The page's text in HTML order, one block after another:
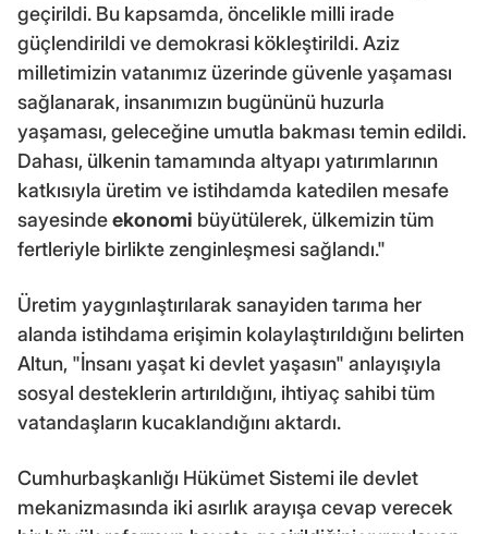
geçirildi. Bu kapsamda, öncelikle milli irade
güçlendirildi ve demokrasi kökleştirildi. Aziz
milletimizin vatanımız üzerinde güvenle yaşaması
sağlanarak, insanımızın bugününü huzurla
yaşaması, geleceğine umutla bakması temin edildi.
Dahası, ülkenin tamamında altyapı yatırımlarının
katkısıyla üretim ve istihdamda katedilen mesafe
sayesindeekonomi büyütülerek, ülkemizin tüm
fertleriyle birlikte zenginleşmesi sağlandı."
Üretim yaygınlaştırılarak sanayiden tarıma her
alanda istihdama erişimin kolaylaştırıldığını belirten
Altun, "İnsanı yaşat ki devlet yaşasın" anlayışıyla
sosyal desteklerin artırıldığını, ihtiyaç sahibi tüm
vatandaşların kucaklandığını aktardı.
Cumhurbaşkanlığı Hükümet Sistemi ile devlet
mekanizmasında iki asırlık arayışa cevap verecek